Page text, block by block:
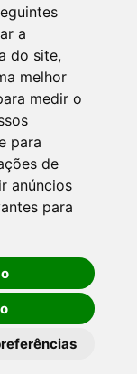
a
do site,
melhor
medir o
para
de
anúncios
para